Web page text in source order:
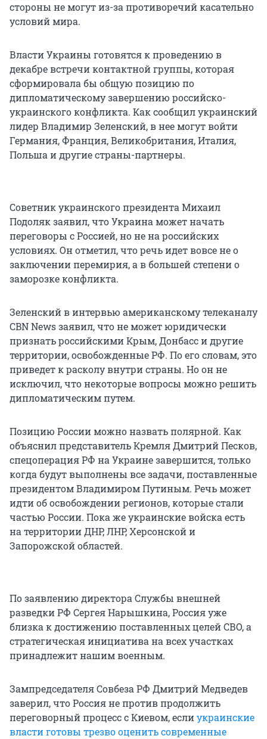
стороны не могут из-за противоречий касательно
условий мира.
Власти Украины готовятся к проведению в
декабре встречи контактной группы, которая
сформировала бы общую позицию по
дипломатическому завершению российско-
украинского конфликта. Как сообщил украинский
лидер Владимир Зеленский, в нее могут войти
Германия, Франция, Великобритания, Италия,
Польша и другие страны-партнеры.
Советник украинского президента Михаил
Подоляк заявил, что Украина может начать
переговоры с Россией, но не на российских
условиях. Он отметил, что речь идет вовсе не о
заключении перемирия, а в большей степени о
заморозке конфликта.
Зеленский в интервью американскому телеканалу
CBN News заявил, что не может юридически
признать российскими Крым, Донбасс и другие
территории, освобожденные РФ. По его словам, это
приведет к расколу внутри страны. Но он не
исключил, что некоторые вопросы можно решить
дипломатическим путем.
Позицию России можно назвать полярной. Как
объяснил представитель Кремля Дмитрий Песков,
спецоперация РФ на Украине завершится, только
когда будут выполнены все задачи, поставленные
президентом Владимиром Путиным. Речь может
идти об освобождении регионов, которые стали
частью России. Пока же украинские войска есть
на территории ДНР, ЛНР, Херсонской и
Запорожской областей.
По заявлению директора Службы внешней
разведки РФ Сергея Нарышкина, Россия уже
близка к достижению поставленных целей СВО, а
стратегическая инициатива на всех участках
принадлежит нашим военным.
Зампредседателя Совбеза РФ Дмитрий Медведев
заверил, что Россия не против продолжить
переговорный процесс с Киевом, еслиукраинские
власти готовы трезво оценить современные